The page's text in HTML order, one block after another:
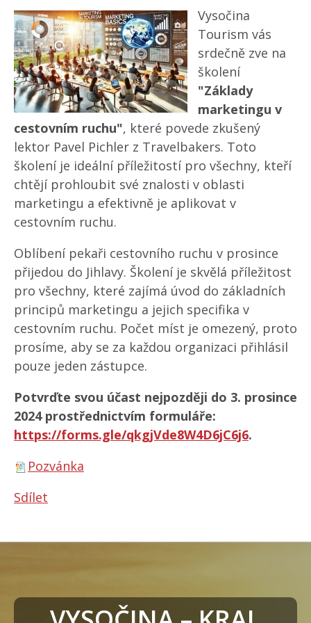
Vysočina
Tourism vás
srdečně zve na
školení
"Základy
marketingu v
cestovním ruchu", které povede zkušený
lektor Pavel Pichler z Travelbakers. Toto
školení je ideální příležitostí pro všechny, kteří
chtějí prohloubit své znalosti v oblasti
marketingu a efektivně je aplikovat v
cestovním ruchu.
Oblíbení pekaři cestovního ruchu v prosince
přijedou do Jihlavy. Školení je skvělá příležitost
pro všechny, které zajímá úvod do základních
principů marketingu a jejich specifika v
cestovním ruchu. Počet míst je omezený, proto
prosíme, aby se za každou organizaci přihlásil
pouze jeden zástupce.
Potvrďte svou účast nejpozději do 3. prosince
2024 prostřednictvím formuláře:
https://forms.gle/qkgjVde8W4D6jC6j6.
Pozvánka
Sdílet